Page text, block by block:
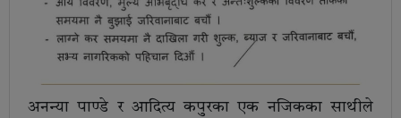
अनन्या पाण्डे र आदित्य कपुरका एक नजिकका साथीले